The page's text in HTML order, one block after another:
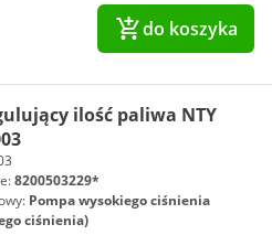
do koszyka
ilość paliwa NTY
8200503229*
Pompa wysokiego ciśnienia
ciśnienia)